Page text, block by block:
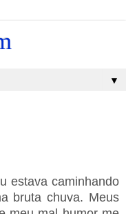
▼
caminhando
bruta chuva. Meus